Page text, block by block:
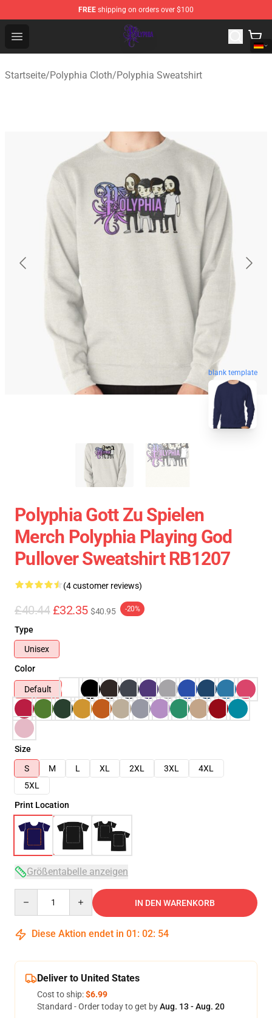
FREE shipping on orders over $100
Open menu
Polyphia Shop - Official Polyphia Merchandise Store
Startseite/Polyphia Cloth/Polyphia Sweatshirt
blank template
Polyphia Gott Zu Spielen
Merch Polyphia Playing God
Pullover Sweatshirt RB1207
(4 customer reviews)
£40.44 £32.35 $40.95 -20%
Type
Unisex
Color
Default
Size
S
M L XL 2XL 3XL
4XL
5XL
Print Location
Größentabelle anzeigen
IN DEN WARENKORB
Diese Aktion endet in 01 : 02: 54
Deliver to United States
Cost to ship:$6.99
Standard - Order today to get byAug. 13 - Aug. 20